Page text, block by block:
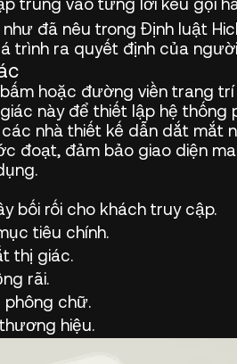
đã nêu trong Định luật
trình ra quyết định của
hoặc đường viền trang
này để thiết lập hệ thống
nhà thiết kế dẫn dắt mắt
đoạt, đảm bảo giao diện
bối rối cho khách truy cập.
tiêu chính.
thị giác.
rãi.
chữ.
hiệu.